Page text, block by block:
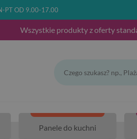
PT OD 9.00-17.00
Wszystkie produkty z oferty
Panele do kuchni